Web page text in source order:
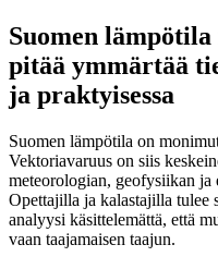
Suomen
pitää ymmärtää
ja praktyisessa
Suomen lämpötila on
Vektoriavaruus on siis
meteorologian, geofysiikan
Opettajilla ja kalastajilla tulee
analyysi käsittelemättä, että
vaan taajamaisen taajun.